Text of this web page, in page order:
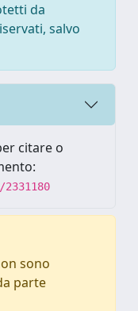
da
salvo
citare o
sono
parte